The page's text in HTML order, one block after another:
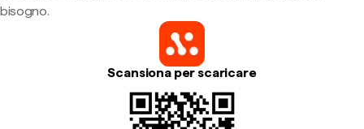
bisogno.
Scansiona per scaricare